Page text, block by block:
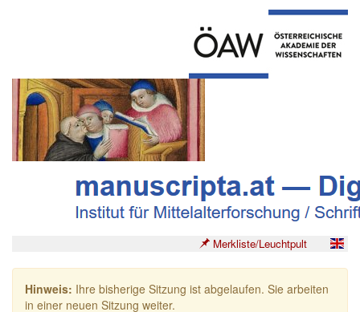
Merkliste/Leuchtpult
Hinweis: Ihre bisherige Sitzung ist abgelaufen. Sie arbeiten
in einer neuen Sitzung weiter.